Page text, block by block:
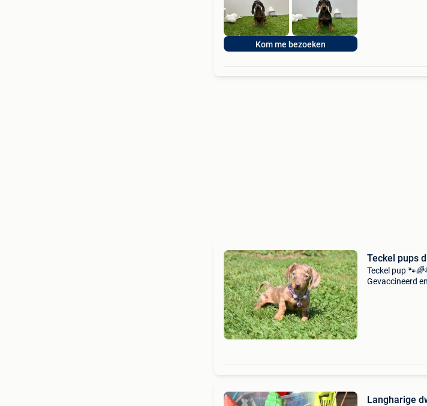
Kom me bezoeken
Teckel pups
Teckel pup
Gevaccineerd
Langharige